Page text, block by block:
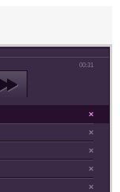
00:31
×
×
×
×
×